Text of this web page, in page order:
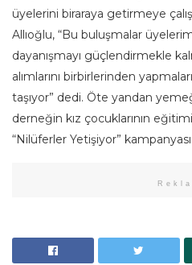
üyelerini biraraya getirmeye
Allıoğlu, “Bu buluşmalar
dayanışmayı güçlendirmekle
alımlarını birbirlerinden
taşıyor” dedi. Öte yandan
derneğin kız çocuklarının
“Nilüferler Yetişiyor”